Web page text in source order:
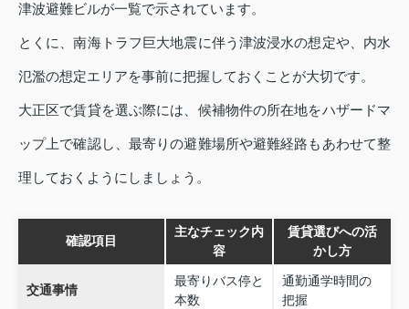
津波避難ビルが一覧で示されています。
とくに、南海トラフ巨大地震に伴う津波浸水の想定や、内水
氾濫の想定エリアを事前に把握しておくことが大切です。
大正区で賃貸を選ぶ際には、候補物件の所在地をハザードマ
ップ上で確認し、最寄りの避難場所や避難経路もあわせて整
理しておくようにしましょう。
確認項目
主なチェック内
容
賃貸選びへの活
かし方
交通事情
最寄りバス停と
本数
通勤通学時間の
把握